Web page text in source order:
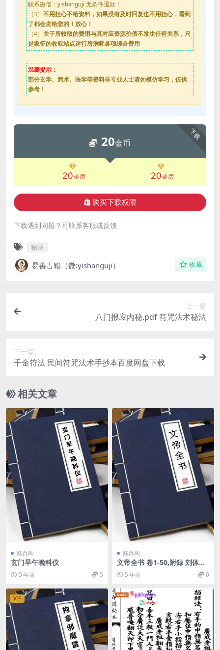
联系微信：yishanguji 无条件退款！
（3） 不用担心不给资料，如果没有及时回复也不用担心，看到
了都会发给您的！放心！
（4） 关于所收取的费用与其对应资源价值不发生任何关系，只
是象征的收取站点运行所消耗各项综合费用
温馨提示：
部分玄学、武术、医学等资料非专业人士请勿模仿学习，仅供
参考！
下载
20金币
20金币 20金币
购买下载权限
下载遇到问题？可联系客服或反馈
秘法
易善古籍（微:yishanguji） 收藏
上一篇
八门报应内秘.pdf 符咒法术秘法
下一篇
千金符法 民间符咒法术手抄本百度网盘下载
相关文章
修真阁
玄门早午晚科仪
5 年前 5
修真阁
文帝全书 卷1-50,附録 刘体恕
汇辑 关槐 校定 王世陛 増订
5 年前 0
VIP